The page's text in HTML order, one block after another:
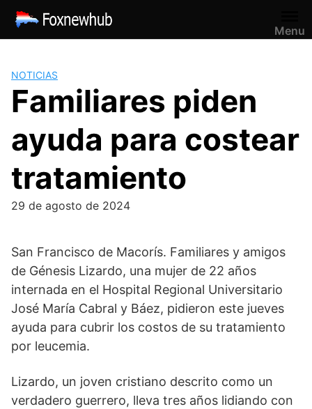
Saltar
contenido
Menu
NOTICIAS
Familiares piden
ayuda para costear
tratamiento
29 de agosto de 2024
San Francisco de Macorís. Familiares y amigos
de Génesis Lizardo, una mujer de 22 años
internada en el Hospital Regional Universitario
José María Cabral y Báez, pidieron este jueves
ayuda para cubrir los costos de su tratamiento
por leucemia.
Lizardo, un joven cristiano descrito como un
verdadero guerrero, lleva tres años lidiando con